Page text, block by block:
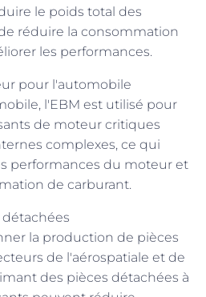
le poids total des
réduire la consommation
les performances.
pour l'automobile
l'EBM est utilisé pour
de moteur critiques
complexes, ce qui
performances du moteur et
de carburant.
la production de pièces
de l'aérospatiale et de
des pièces détachées à